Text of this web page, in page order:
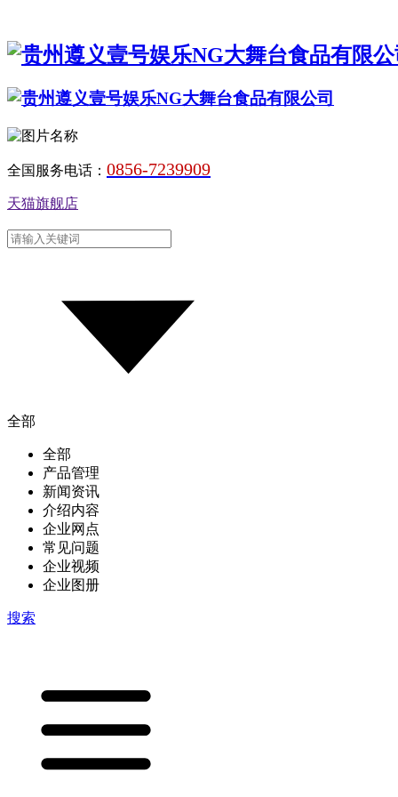
全国服务电话： 0856-7239909
天猫旗舰店
全部
全部
产品管理
新闻资讯
介绍内容
企业网点
常见问题
企业视频
企业图册
搜索